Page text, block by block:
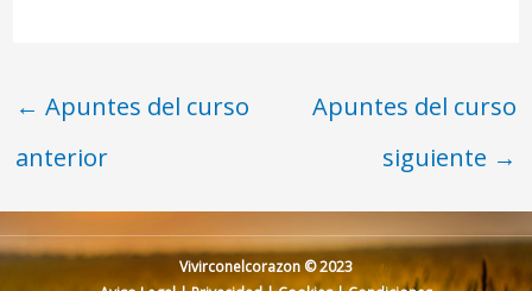
← Apuntes del curso
anterior
Apuntes del curso
siguiente →
Vivirconelcorazon © 2023